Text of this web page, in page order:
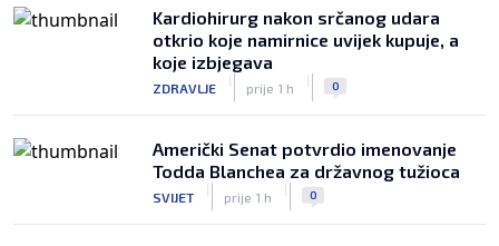
Kardiohirurg nakon srčanog udara
otkrio koje namirnice uvijek kupuje, a
koje izbjegava
ZDRAVLJE
|
prije 1 h
| 0
Američki Senat potvrdio imenovanje
Todda Blanchea za državnog tužioca
SVIJET
|
prije 1 h
| 0